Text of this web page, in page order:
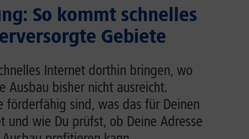
So kommt schnelles
Gebiete
Internet dorthin bringen, wo
Ausbau bisher nicht ausreicht.
förderfähig sind, was das für Deinen
und wie Du prüfst, ob Deine Adresse